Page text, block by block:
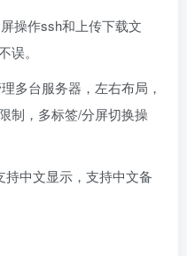
操作ssh和上传下载文
。
多台服务器，左右布局，
制，多标签/分屏切换操
中文显示，支持中文备